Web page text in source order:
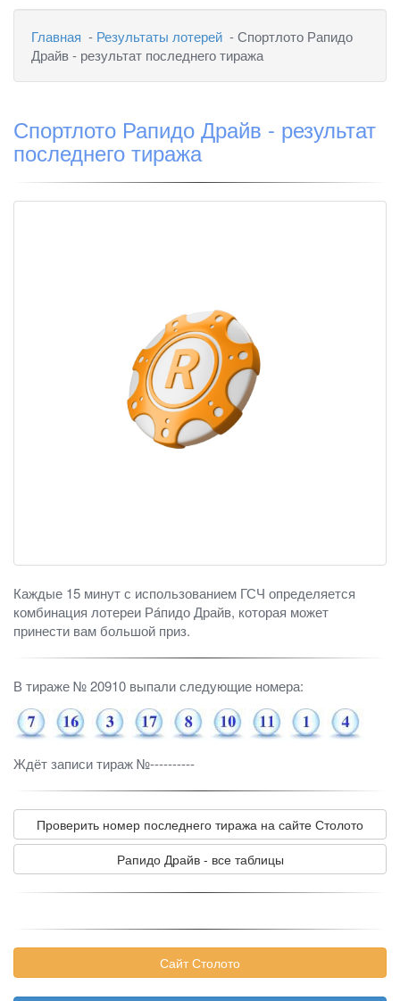
Главная - Результаты лотерей - Спортлото Рапидо
Драйв - результат последнего тиража
Спортлото Рапидо Драйв - результат
последнего тиража
Каждые 15 минут с использованием ГСЧ определяется
комбинация лотереи Рáпидо Драйв, которая может
принести вам большой приз.
В тираже № 20910 выпали следующие номера:
Ждёт записи тираж №----------
Проверить номер последнего тиража на сайте Столото
Рапидо Драйв - все таблицы
Сайт Столото